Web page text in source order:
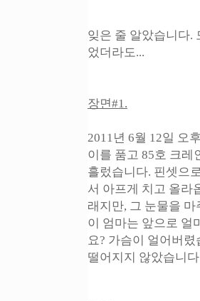
잊은 줄 알았습니다.
었더라도...
장면#1.
2011년 6월 12일 오
이를 품고 85호 크레
흘렀습니다. 핀셋으
서 아프게 치고 올라
래지만, 그 눈물을
이 엄마는 앞으로 얼
요? 가슴이 얼어버
떨어지지 않았습니